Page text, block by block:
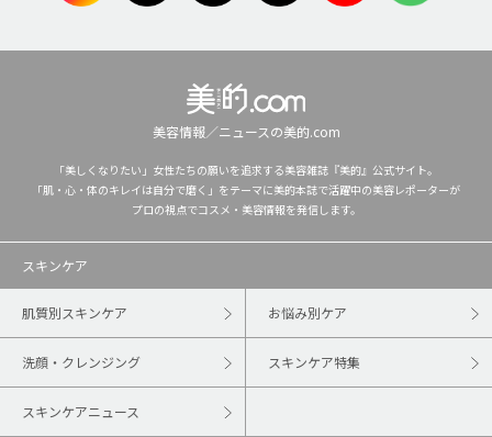
美容情報／ニュースの美的.com
「美しくなりたい」女性たちの願いを追求する美容雑誌『美的』公式サイト。
「肌・心・体のキレイは自分で磨く」をテーマに美的本誌で活躍中の美容レポーターが
プロの視点でコスメ・美容情報を発信します。
スキンケア
肌質別スキンケア お悩み別ケア
洗顔・クレンジング スキンケア特集
スキンケアニュース